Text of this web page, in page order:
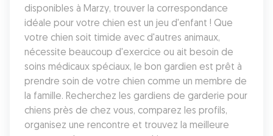
disponibles à Marzy, trouver la correspondance
idéale pour votre chien est un jeu d'enfant ! Que
votre chien soit timide avec d'autres animaux,
nécessite beaucoup d'exercice ou ait besoin de
soins médicaux spéciaux, le bon gardien est prêt à
prendre soin de votre chien comme un membre de
la famille. Recherchez les gardiens de garderie pour
chiens près de chez vous, comparez les profils,
organisez une rencontre et trouvez la meilleure